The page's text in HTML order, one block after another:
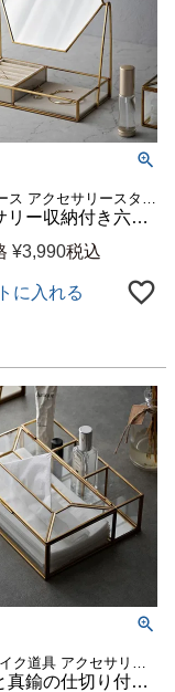
アクセサリー収納付き六角形スタンドミラー ガラスと真鍮製 角度調節可 約W22×D12×H26cm [67151]
¥3,990税込
に入れる
ガラスと真鍮の仕切り付きティッシュケース ふた付き 約W22×D16.5×H6.5cm [67149]